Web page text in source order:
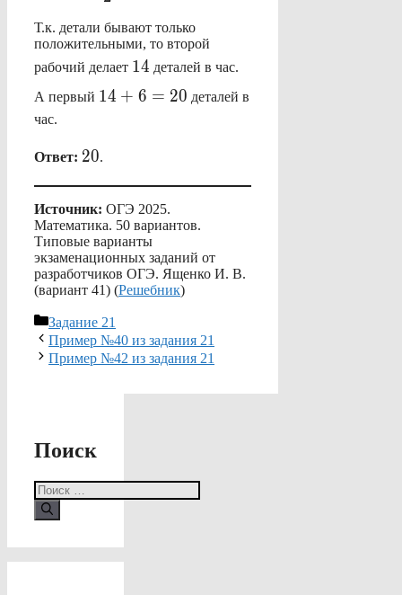
Т.к. детали бывают только
положительными, то второй
рабочий делает 14
14 деталей в час.
А первый 14+6=20
14 + 6 = 20 деталей в
час.
Ответ: 20
20.
Источник: ОГЭ 2025.
Математика. 50 вариантов.
Типовые варианты
экзаменационных заданий от
разработчиков ОГЭ. Ященко И. В.
(вариант 41) (Решебник)
Рубрики
Задание 21
Пример №40 из задания 21
Пример №42 из задания 21
Поиск
Поиск: